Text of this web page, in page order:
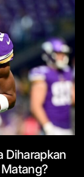
Diharapkan